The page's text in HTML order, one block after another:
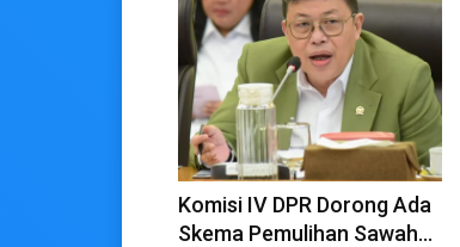
Komisi IV DPR Dorong Ada
Skema Pemulihan Sawah